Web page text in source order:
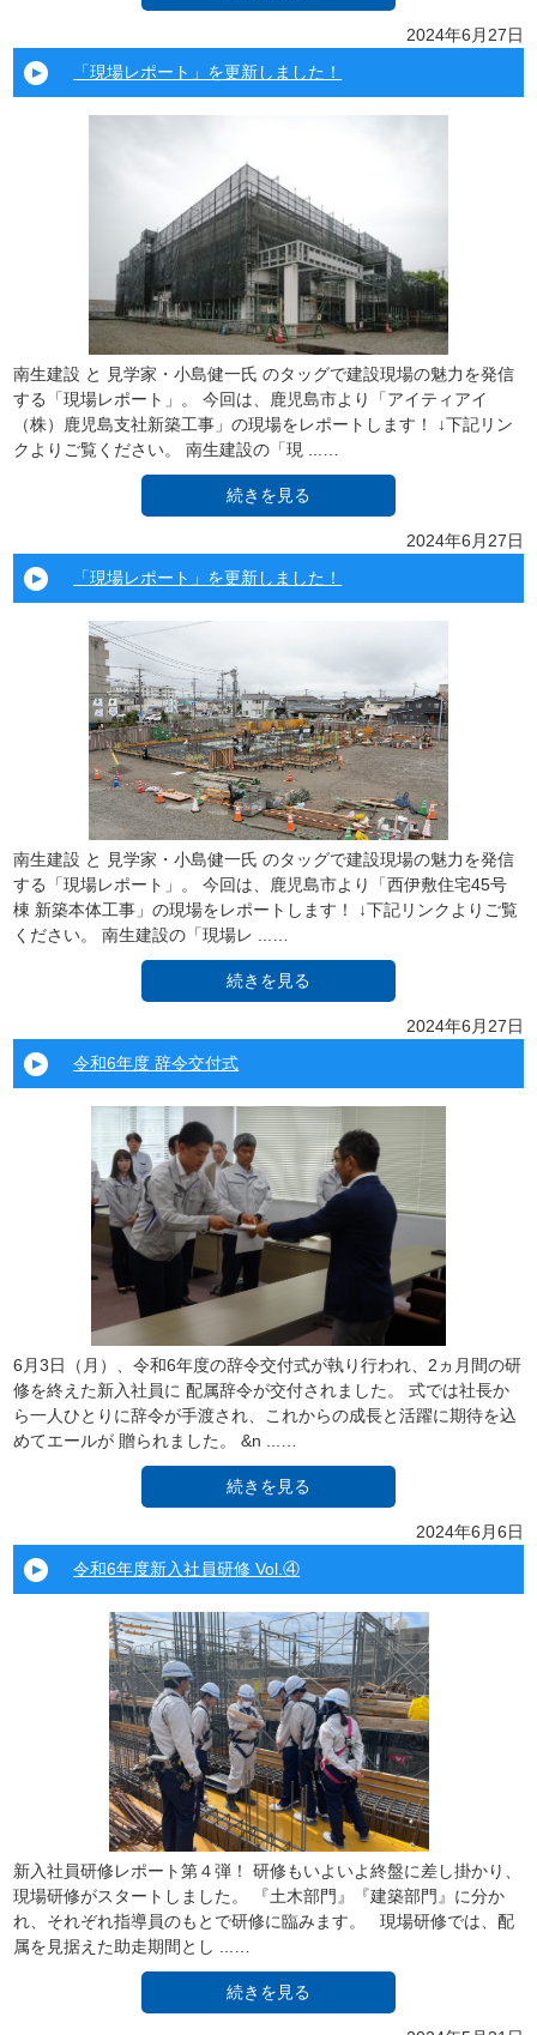
2024年6月27日
「現場レポート」を更新しました！
南生建設 と 見学家・小島健一氏 のタッグで建設現場の魅力を発信
する「現場レポート」。 今回は、鹿児島市より「アイティアイ
（株）鹿児島支社新築工事」の現場をレポートします！ ↓下記リン
クよりご覧ください。 南生建設の「現 ...…
続きを見る
2024年6月27日
「現場レポート」を更新しました！
南生建設 と 見学家・小島健一氏 のタッグで建設現場の魅力を発信
する「現場レポート」。 今回は、鹿児島市より「⻄伊敷住宅45号
棟 新築本体工事」の現場をレポートします！ ↓下記リンクよりご覧
ください。 南生建設の「現場レ ...…
続きを見る
2024年6月27日
令和6年度 辞令交付式
6月3日（月）、令和6年度の辞令交付式が執り行われ、2ヵ月間の研
修を終えた新入社員に 配属辞令が交付されました。 式では社長か
ら一人ひとりに辞令が手渡され、これからの成長と活躍に期待を込
めてエールが 贈られました。 &n ...…
続きを見る
2024年6月6日
令和6年度新入社員研修 Vol.④
新入社員研修レポート第４弾！ 研修もいよいよ終盤に差し掛かり、
現場研修がスタートしました。 『土木部門』『建築部門』に分か
れ、それぞれ指導員のもとで研修に臨みます。 現場研修では、配
属を見据えた助走期間とし ...…
続きを見る